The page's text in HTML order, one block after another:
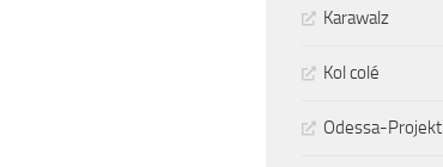
Karawalz
Kol colé
Odessa-Projekt